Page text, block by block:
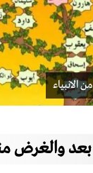
الانبياء
بعد والغرض